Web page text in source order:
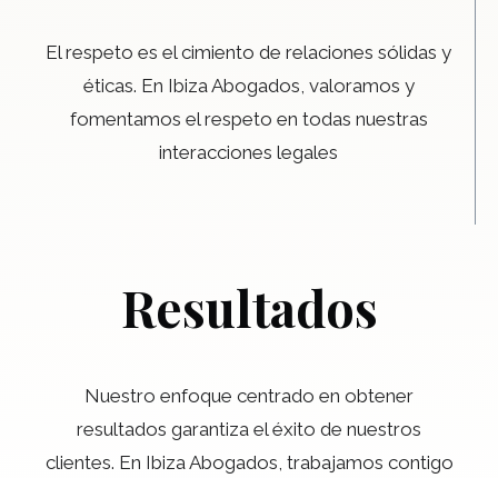
El respeto es el cimiento de relaciones sólidas y
éticas. En Ibiza Abogados, valoramos y
fomentamos el respeto en todas nuestras
interacciones legales
Resultados
Nuestro enfoque centrado en obtener
resultados garantiza el éxito de nuestros
clientes. En Ibiza Abogados, trabajamos contigo